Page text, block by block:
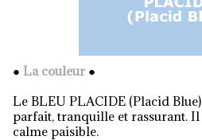
La couleur ●
Le BLEU PLACIDE (Placid Blue)
parfait, tranquille et rassurant. Il
calme paisible.